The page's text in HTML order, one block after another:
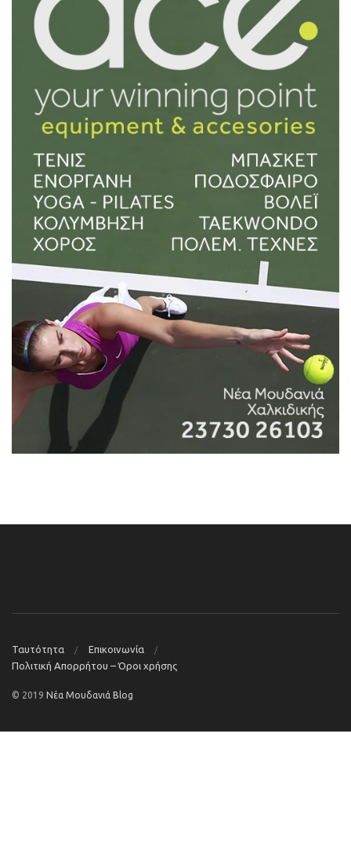
Ταυτότητα
Επικοινωνία
Πολιτική Απορρήτου – Όροι χρήσης
© 2019 Νέα Μουδανιά Blog